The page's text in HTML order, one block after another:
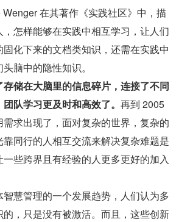
在其著作《实践社区》中，描
怎样能够在实践中相互学习，让人们
化下来的文档类知识，还需在实践中
脑中的隐性知识。
储在大脑里的信息碎片，连接了不同
队学习更及时和高效了。 再到 2005
求出现了，面对复杂的世界，复杂的
同行的人相互交流来解决复杂难题是
些跨界且有经验的人更多更好的加入
慧管理的一个发展趋势，人们认为多
，只是没有被激活。而且，这些创新